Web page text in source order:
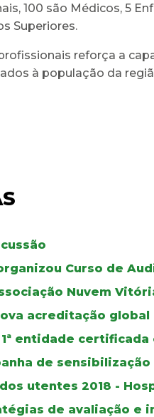
100 são Médicos, 5
Superiores.
reforça a
à população da
Curso de
Nuvem
acreditação
entidade
de
utentes 2018 -
de avaliação e